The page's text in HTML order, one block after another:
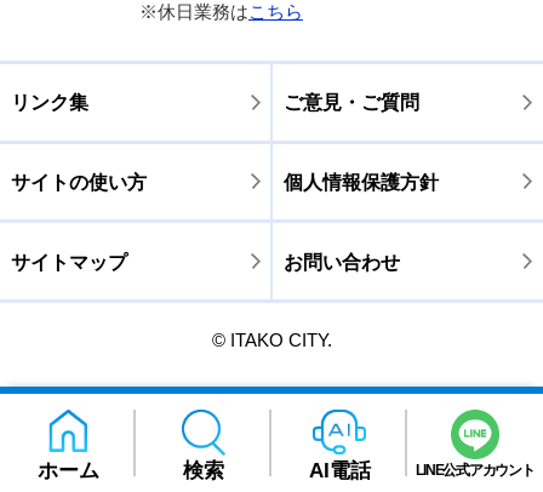
ホーム 検索 AI電話 LINE公式アカウント
※休日業務はこちら
リンク集 ご意見・ご質問
サイトの使い方 個人情報保護方針
サイトマップ お問い合わせ
© ITAKO CITY.